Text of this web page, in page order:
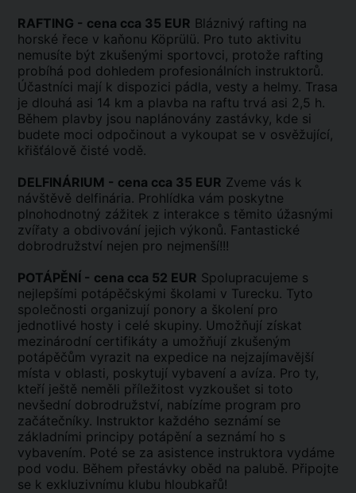
RAFTING - cena cca 35 EUR Bláznivý rafting na
horské řece v kaňonu Köprülü. Pro tuto aktivitu
nemusíte být zkušenými sportovci, protože rafting
probíhá pod dohledem profesionálních instruktorů.
Účastníci mají k dispozici pádla, vesty a helmy. Trasa
je dlouhá asi 14 km a plavba na raftu trvá asi 2,5 h.
Během plavby jsou naplánovány zastávky, kde si
budete moci odpočinout a vykoupat se v osvěžující,
křišťálově čisté vodě.
DELFINÁRIUM - cena cca 35 EUR Zveme vás k
návštěvě delfinária. Prohlídka vám poskytne
plnohodnotný zážitek z interakce s těmito úžasnými
zvířaty a obdivování jejich výkonů. Fantastické
dobrodružství nejen pro nejmenší!!!
POTÁPĚNÍ - cena cca 52 EUR Spolupracujeme s
nejlepšími potápěčskými školami v Turecku. Tyto
společnosti organizují ponory a školení pro
jednotlivé hosty i celé skupiny. Umožňují získat
mezinárodní certifikáty a umožňují zkušeným
potápěčům vyrazit na expedice na nejzajímavější
místa v oblasti, poskytují vybavení a avíza. Pro ty,
kteří ještě neměli příležitost vyzkoušet si toto
nevšední dobrodružství, nabízíme program pro
začátečníky. Instruktor každého seznámí se
základními principy potápění a seznámí ho s
vybavením. Poté se za asistence instruktora vydáme
pod vodu. Během přestávky oběd na palubě. Připojte
se k exkluzivnímu klubu hloubkařů!